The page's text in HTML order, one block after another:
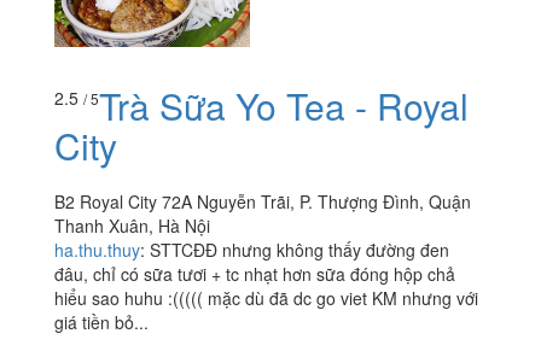
2.5 / 5Trà Sữa Yo Tea - Royal
City
B2 Royal City 72A Nguyễn Trãi, P. Thượng Đình, Quận
Thanh Xuân, Hà Nội
ha.thu.thuy: STTCĐĐ nhưng không thấy đường đen
đâu, chỉ có sữa tươi + tc nhạt hơn sữa đóng hộp chả
hiểu sao huhu :((((( mặc dù đã dc go viet KM nhưng với
giá tiền bỏ...